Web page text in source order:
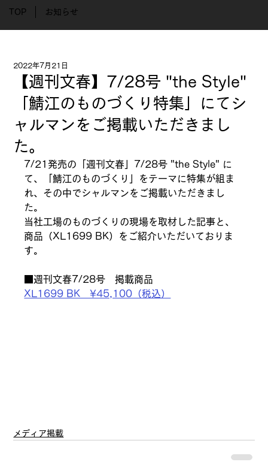
TOP お知らせ
【週刊文春】7/28号 "the Style"
「鯖江のものづくり特集」にてシ
ャルマンをご掲載いただきまし
た。
2022年7月21日
7/21発売の「週刊文春」7/28号 "the Style" に
て、「鯖江のものづくり」をテーマに特集が組ま
れ、その中でシャルマンをご掲載いただきまし
た。
当社工場のものづくりの現場を取材した記事と、
商品（XL1699 BK）をご紹介いただいておりま
す。
■週刊文春7/28号　掲載商品
XL1699 BK　¥45,100（税込）
メディア掲載